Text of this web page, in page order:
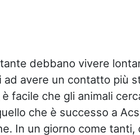
debbano vivere
avere un contatto più
facile che gli animali
che è successo a
In un giorno come tanti,